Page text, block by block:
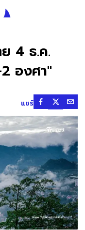
4 ธ.ค.
องศา"
แชร์